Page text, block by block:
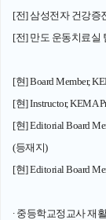
[전] 삼성전자 건강증
[전] 만도 운동치료실
[현] Board Member,
[현] Instructor, KEMA
[현] Editorial Board
(등재지)
[현] Editorial Board
∙ 중등학교정교사 재